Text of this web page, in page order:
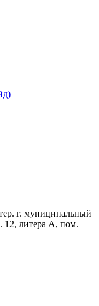
г. муниципальный
12, литера А, пом.